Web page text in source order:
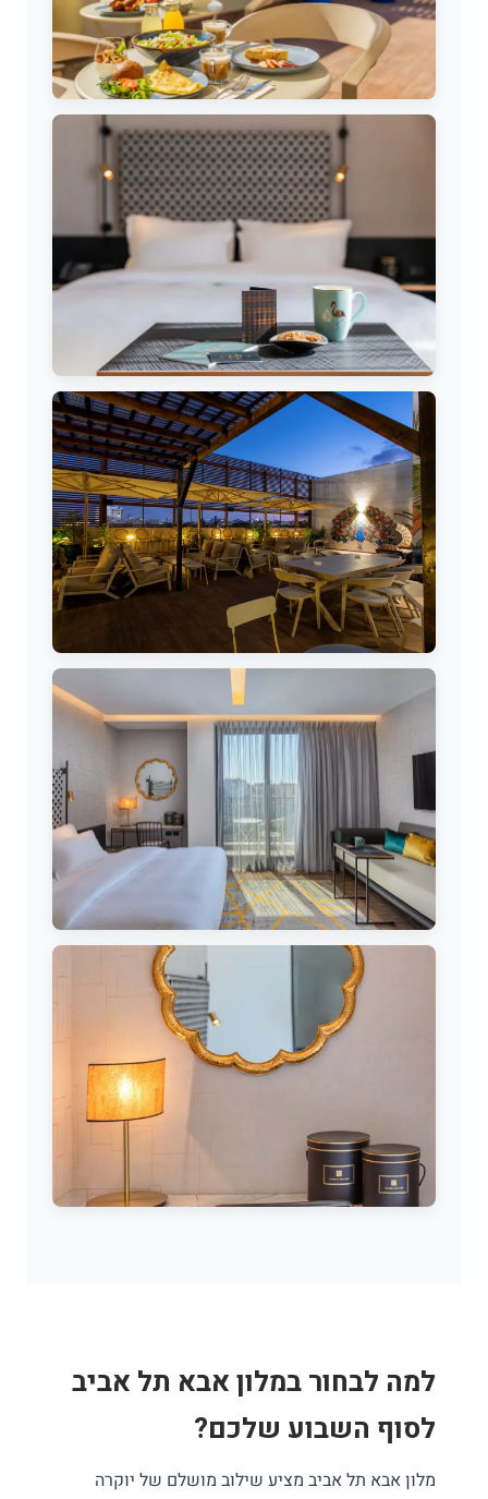
למה לבחור במלון אבא תל אביב
לסוף השבוע שלכם?
מלון אבא תל אביב מציע שילוב מושלם של יוקרה